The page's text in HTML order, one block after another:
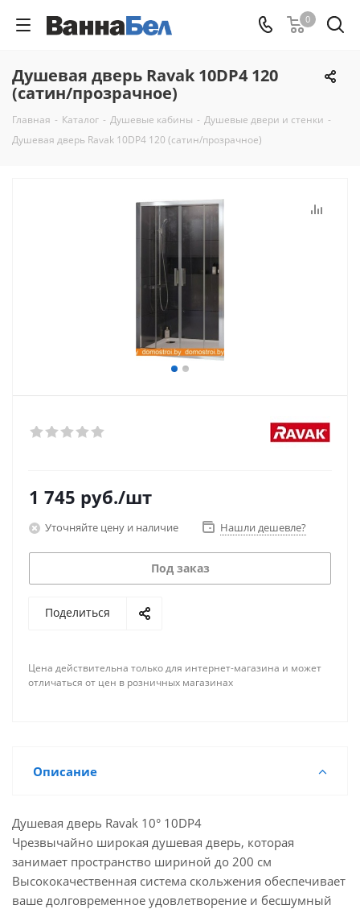
0
Душевая дверь Ravak 10DP4 120
(сатин/прозрачное)
Главная - Каталог - Душевые кабины - Душевые двери и стенки -
Душевая дверь Ravak 10DP4 120 (сатин/прозрачное)
1 745 руб./шт
Уточняйте цену и наличие Нашли дешевле?
Под заказ
Поделиться
Цена действительна только для интернет-магазина и может
отличаться от цен в розничных магазинах
Описание
Душевая дверь Ravak 10° 10DP4
Чрезвычайно широкая душевая дверь, которая
занимает пространство шириной до 200 см
Высококачественная система скольжения обеспечивает
ваше долговременное удовлетворение и бесшумный